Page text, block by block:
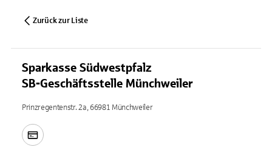
Zurück zur Liste
Sparkasse Südwestpfalz
SB-Geschäftsstelle Münchweiler
Prinzregentenstr. 2a, 66981 Münchweiler